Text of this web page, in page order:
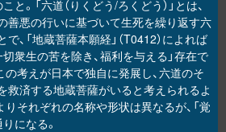
こと。「六道（りくどう/ろくどう）」とは、
善悪の行いに基づいて生死を繰り返す六
、「地蔵菩薩本願経」（T0412）によれば
衆生の苦を除き、福利を与える」存在で
の考えが日本で独自に発展し、六道のそ
救済する地蔵菩薩がいると考えられるよ
それぞれの名称や形状は異なるが、「覚
になる。